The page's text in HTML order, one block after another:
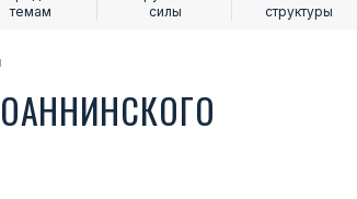
темам
силы
структуры